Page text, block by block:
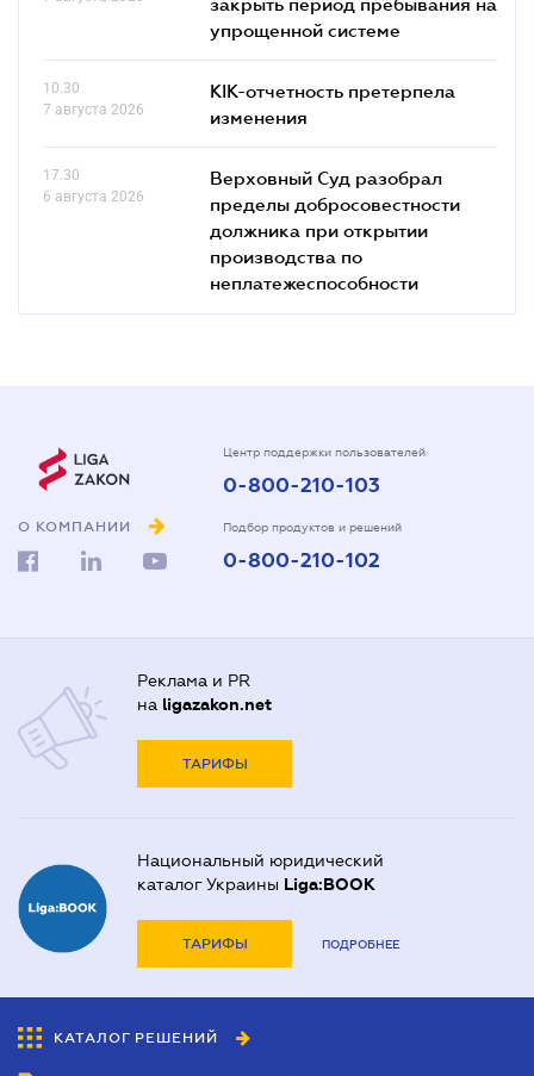
упрощенной системе
10.30
7 августа 2026
КІК-отчетность претерпела
изменения
17.30
6 августа 2026
Верховный Суд разобрал
пределы добросовестности
должника при открытии
производства по
неплатежеспособности
О КОМПАНИИ
Центр поддержки пользователей
0-800-210-103
Подбор продуктов и решений
0-800-210-102
Реклама и PR
на ligazakon.net
ТАРИФЫ
Национальный юридический
каталог Украины Liga:BOOK
ТАРИФЫ ПОДРОБНЕЕ
КАТАЛОГ РЕШЕНИЙ